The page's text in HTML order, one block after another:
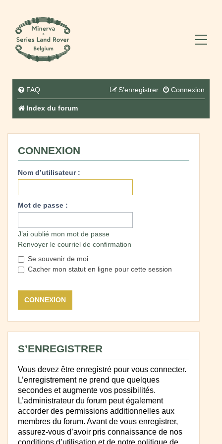
FAQ Connexion
S’enregistrer
Index du forum
CONNEXION
Nom d’utilisateur :
Mot de passe :
J’ai oublié mon mot de passe
Renvoyer le courriel de confirmation
Se souvenir de moi
Cacher mon statut en ligne pour cette session
S’ENREGISTRER
Vous devez être enregistré pour vous connecter.
L’enregistrement ne prend que quelques
secondes et augmente vos possibilités.
L’administrateur du forum peut également
accorder des permissions additionnelles aux
membres du forum. Avant de vous enregistrer,
assurez-vous d’avoir pris connaissance de nos